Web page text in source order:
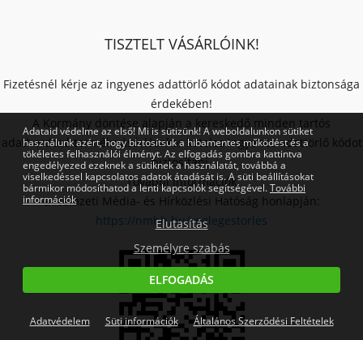
TISZTELT VÁSÁRLÓINK!
Fizetésnél kérje az ingyenes adattörlő kódot adatainak biztonsága
érdekében!
A Kormány döntése alapján a kereskedő minden tartós
adathordozó termék vásárlásakor köteles ingyenes adattörlő kódot
biztosítani.
További információk
a Nemzeti Média- és Hírközlési Hatóság honlapján:
https://nmhh.hu/veglegestorles
Adataid védelme az első! Mi is sütizünk! A weboldalunkon sütiket
használunk azért, hogy biztosítsuk a hibamentes működést és a
tökéletes felhasználói élményt. Az elfogadás gombra kattintva
engedélyezed ezeknek a sütiknek a használatát, továbbá a
viselkedéssel kapcsolatos adatok átadását is. A süti beállításokat
bármikor módosíthatod a lenti kapcsolók segítségével.További
információk
Elutasítás
Személyre szabás
ELFOGADÁS
Adatvédelem Süti információk Általános Szerződési Feltételek